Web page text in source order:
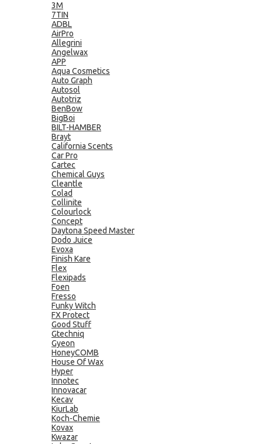
3M
7TIN
ADBL
AirPro
Allegrini
Angelwax
APP
Aqua Cosmetics
Auto Graph
Autosol
Autotriz
BenBow
BigBoi
BILT-HAMBER
Brayt
California Scents
Car Pro
Cartec
Chemical Guys
Cleantle
Colad
Collinite
Colourlock
Concept
Daytona Speed Master
Dodo Juice
Evoxa
Finish Kare
Flex
Flexipads
Foen
Fresso
Funky Witch
FX Protect
Good Stuff
Gtechniq
Gyeon
HoneyCOMB
House Of Wax
Hyper
Innotec
Innovacar
Kecav
KiurLab
Koch-Chemie
Kovax
Kwazar